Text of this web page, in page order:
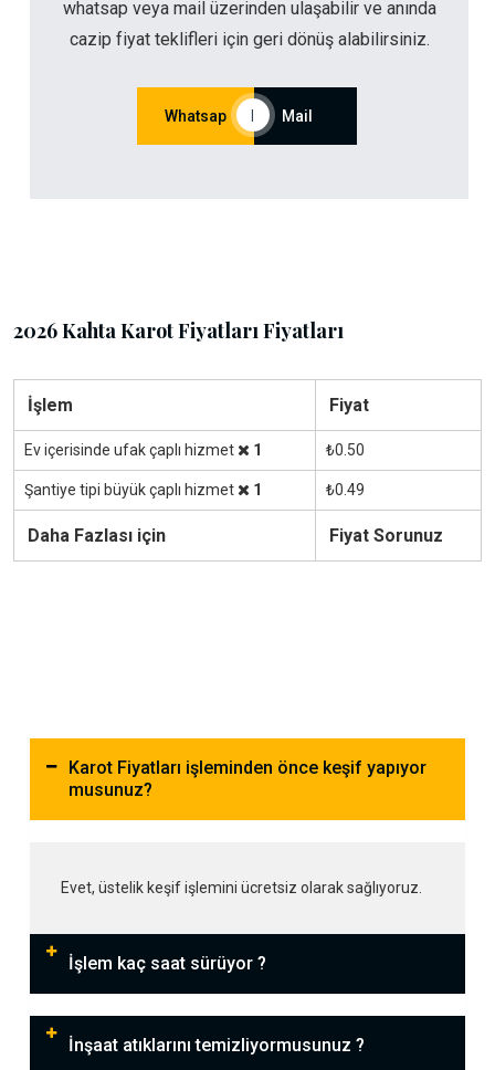
whatsap veya mail üzerinden ulaşabilir ve anında
cazip fiyat teklifleri için geri dönüş alabilirsiniz.
Whatsap | Mail
2026 Kahta Karot Fiyatları Fiyatları
İşlem Fiyat
Ev içerisinde ufak çaplı hizmet 1 ₺0.50
Şantiye tipi büyük çaplı hizmet 1 ₺0.49
Daha Fazlası için Fiyat Sorunuz
Karot Fiyatları işleminden önce keşif yapıyor
musunuz?
Evet, üstelik keşif işlemini ücretsiz olarak sağlıyoruz.
İşlem kaç saat sürüyor ?
İnşaat atıklarını temizliyormusunuz ?